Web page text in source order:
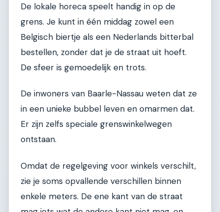
De lokale horeca speelt handig in op de
grens. Je kunt in één middag zowel een
Belgisch biertje als een Nederlands bitterbal
bestellen, zonder dat je de straat uit hoeft.
De sfeer is gemoedelijk en trots.
De inwoners van Baarle-Nassau weten dat ze
in een unieke bubbel leven en omarmen dat.
Er zijn zelfs speciale grenswinkelwegen
ontstaan.
Omdat de regelgeving voor winkels verschilt,
zie je soms opvallende verschillen binnen
enkele meters. De ene kant van de straat